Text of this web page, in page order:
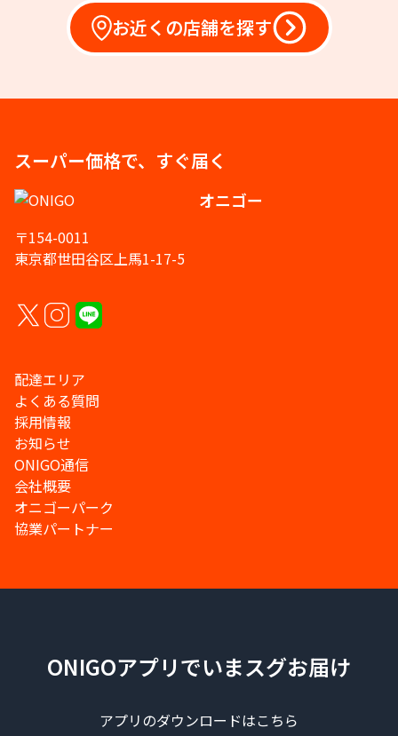
お近くの店舗を探す
スーパー価格で、すぐ届く
オニゴー
〒154-0011
東京都世田谷区上馬1-17-5
配達エリア
よくある質問
採用情報
お知らせ
ONIGO通信
会社概要
オニゴーパーク
協業パートナー
ONIGOアプリでいまスグお届け
アプリのダウンロードはこちら